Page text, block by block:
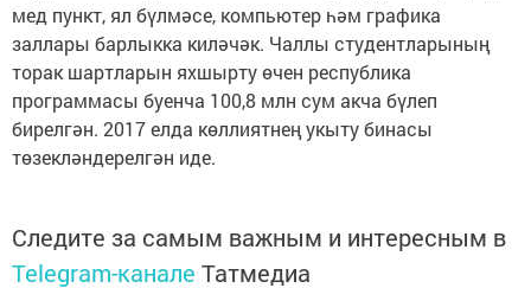
мед пункт, ял бүлмәсе, компьютер һәм графика
заллары барлыкка киләчәк. Чаллы студентларының
торак шартларын яхшырту өчен республика
программасы буенча 100,8 млн сум акча бүлеп
бирелгән. 2017елда көллиятнең укыту бинасы
төзекләндерелгән иде.
Следите за самым важным и интересным в
Telegram-канале Татмедиа